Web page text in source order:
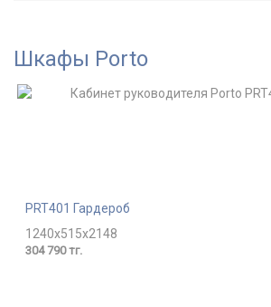
Шкафы Porto
PRT401 Гардероб
1240x515x2148
304 790 тг.